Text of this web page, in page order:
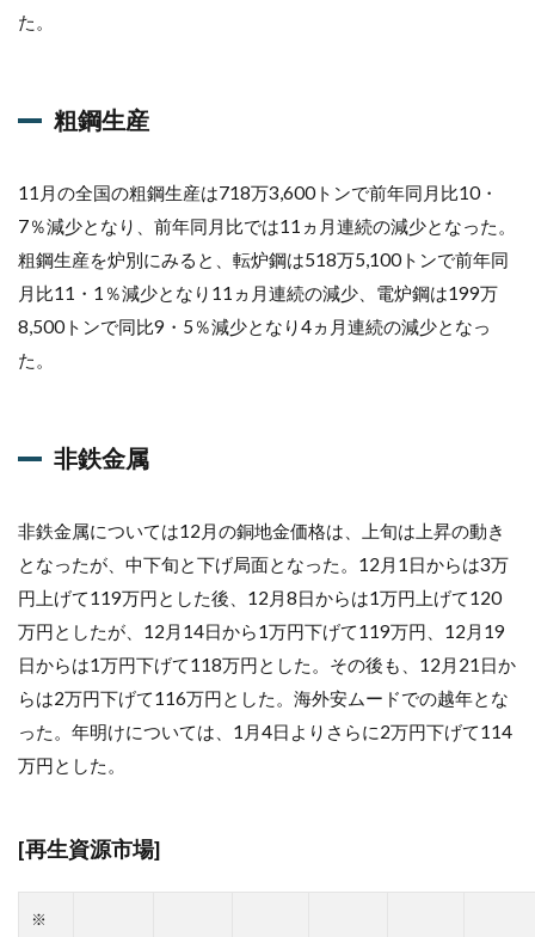
た。
粗鋼生産
11月の全国の粗鋼生産は718万3,600トンで前年同月比10・
7％減少となり、前年同月比では11ヵ月連続の減少となった。
粗鋼生産を炉別にみると、転炉鋼は518万5,100トンで前年同
月比11・1％減少となり11ヵ月連続の減少、電炉鋼は199万
8,500トンで同比9・5％減少となり4ヵ月連続の減少となっ
た。
非鉄金属
非鉄金属については12月の銅地金価格は、上旬は上昇の動き
となったが、中下旬と下げ局面となった。12月1日からは3万
円上げて119万円とした後、12月8日からは1万円上げて120
万円としたが、12月14日から1万円下げて119万円、12月19
日からは1万円下げて118万円とした。その後も、12月21日か
らは2万円下げて116万円とした。海外安ムードでの越年とな
った。年明けについては、1月4日よりさらに2万円下げて114
万円とした。
[再生資源市場]
※